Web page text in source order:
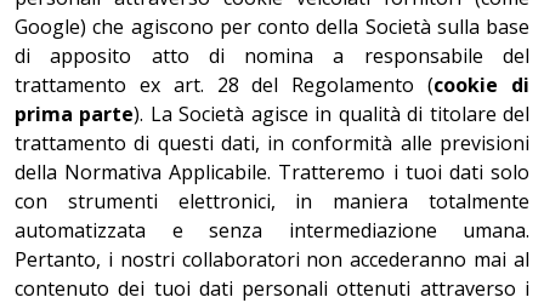
Google) che agiscono per conto della Società sulla base
di apposito atto di nomina a responsabile del
trattamento ex art. 28 del Regolamento (cookie di
prima parte). La Società agisce in qualità di titolare del
trattamento di questi dati, in conformità alle previsioni
della Normativa Applicabile. Tratteremo i tuoi dati solo
con strumenti elettronici, in maniera totalmente
automatizzata e senza intermediazione umana.
Pertanto, i nostri collaboratori non accederanno mai al
contenuto dei tuoi dati personali ottenuti attraverso i